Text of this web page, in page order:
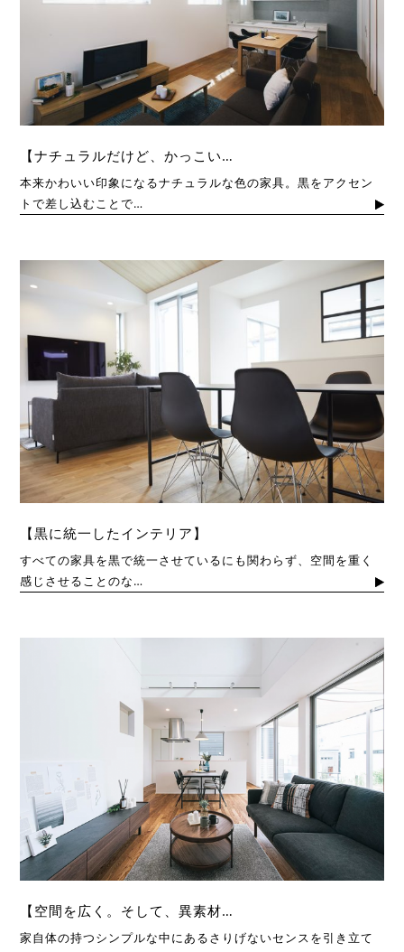
【ナチュラルだけど、かっこい…
本来かわいい印象になるナチュラルな色の家具。黒をアクセン
トで差し込むことで…
【黒に統一したインテリア】
すべての家具を黒で統一させているにも関わらず、空間を重く
感じさせることのな…
【空間を広く。そして、異素材…
家自体の持つシンプルな中にあるさりげないセンスを引き立て